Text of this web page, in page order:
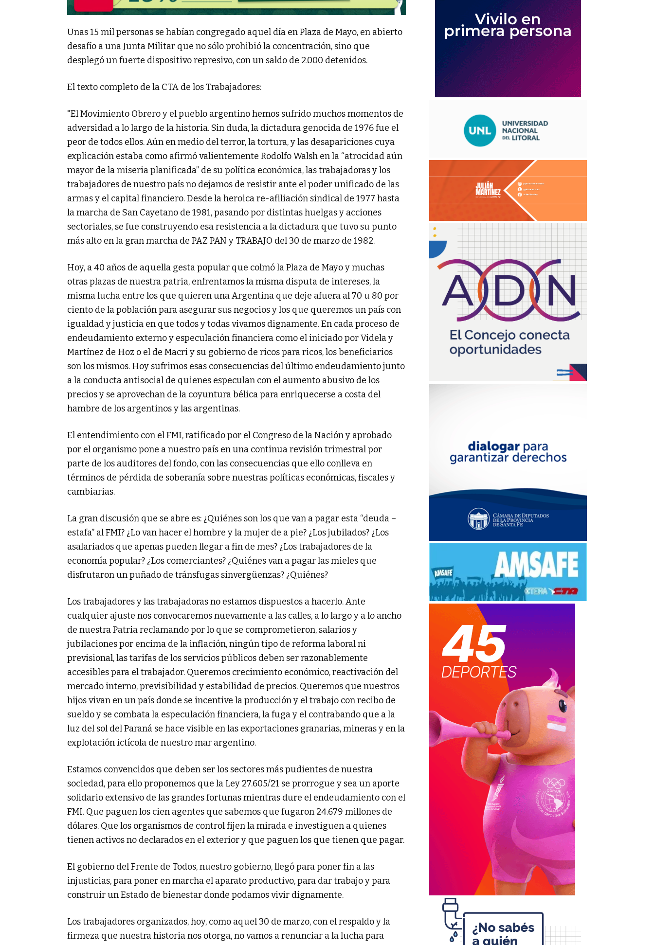
Unas 15 mil personas se habían congregado aquel día en Plaza de Mayo, en abierto
desafío a una Junta Militar que no sólo prohibió la concentración, sino que
desplegó un fuerte dispositivo represivo, con un saldo de 2.000 detenidos.
El texto completo de la CTA de los Trabajadores:
"El Movimiento Obrero y el pueblo argentino hemos sufrido muchos momentos de
adversidad a lo largo de la historia. Sin duda, la dictadura genocida de 1976 fue el
peor de todos ellos. Aún en medio del terror, la tortura, y las desapariciones cuya
explicación estaba como afirmó valientemente Rodolfo Walsh en la “atrocidad aún
mayor de la miseria planificada” de su política económica, las trabajadoras y los
trabajadores de nuestro país no dejamos de resistir ante el poder unificado de las
armas y el capital financiero. Desde la heroica re-afiliación sindical de 1977 hasta
la marcha de San Cayetano de 1981, pasando por distintas huelgas y acciones
sectoriales, se fue construyendo esa resistencia a la dictadura que tuvo su punto
más alto en la gran marcha de PAZ PAN y TRABAJO del 30 de marzo de 1982.
Hoy, a 40 años de aquella gesta popular que colmó la Plaza de Mayo y muchas
otras plazas de nuestra patria, enfrentamos la misma disputa de intereses, la
misma lucha entre los que quieren una Argentina que deje afuera al 70 u 80 por
ciento de la población para asegurar sus negocios y los que queremos un país con
igualdad y justicia en que todos y todas vivamos dignamente. En cada proceso de
endeudamiento externo y especulación financiera como el iniciado por Videla y
Martínez de Hoz o el de Macri y su gobierno de ricos para ricos, los beneficiarios
son los mismos. Hoy sufrimos esas consecuencias del último endeudamiento junto
a la conducta antisocial de quienes especulan con el aumento abusivo de los
precios y se aprovechan de la coyuntura bélica para enriquecerse a costa del
hambre de los argentinos y las argentinas.
El entendimiento con el FMI, ratificado por el Congreso de la Nación y aprobado
por el organismo pone a nuestro país en una continua revisión trimestral por
parte de los auditores del fondo, con las consecuencias que ello conlleva en
términos de pérdida de soberanía sobre nuestras políticas económicas, fiscales y
cambiarias.
La gran discusión que se abre es: ¿Quiénes son los que van a pagar esta “deuda –
estafa” al FMI? ¿Lo van hacer el hombre y la mujer de a pie? ¿Los jubilados? ¿Los
asalariados que apenas pueden llegar a fin de mes? ¿Los trabajadores de la
economía popular? ¿Los comerciantes? ¿Quiénes van a pagar las mieles que
disfrutaron un puñado de tránsfugas sinvergüenzas? ¿Quiénes?
Los trabajadores y las trabajadoras no estamos dispuestos a hacerlo. Ante
cualquier ajuste nos convocaremos nuevamente a las calles, a lo largo y a lo ancho
de nuestra Patria reclamando por lo que se comprometieron, salarios y
jubilaciones por encima de la inflación, ningún tipo de reforma laboral ni
previsional, las tarifas de los servicios públicos deben ser razonablemente
accesibles para el trabajador. Queremos crecimiento económico, reactivación del
mercado interno, previsibilidad y estabilidad de precios. Queremos que nuestros
hijos vivan en un país donde se incentive la producción y el trabajo con recibo de
sueldo y se combata la especulación financiera, la fuga y el contrabando que a la
luz del sol del Paraná se hace visible en las exportaciones granarias, mineras y en la
explotación ictícola de nuestro mar argentino.
Estamos convencidos que deben ser los sectores más pudientes de nuestra
sociedad, para ello proponemos que la Ley 27.605/21 se prorrogue y sea un aporte
solidario extensivo de las grandes fortunas mientras dure el endeudamiento con el
FMI. Que paguen los cien agentes que sabemos que fugaron 24.679 millones de
dólares. Que los organismos de control fijen la mirada e investiguen a quienes
tienen activos no declarados en el exterior y que paguen los que tienen que pagar.
El gobierno del Frente de Todos, nuestro gobierno, llegó para poner fin a las
injusticias, para poner en marcha el aparato productivo, para dar trabajo y para
construir un Estado de bienestar donde podamos vivir dignamente.
Los trabajadores organizados, hoy, como aquel 30 de marzo, con el respaldo y la
firmeza que nuestra historia nos otorga, no vamos a renunciar a la lucha para